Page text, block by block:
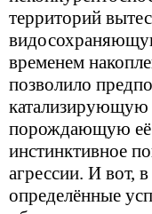
территорий
временем
позволило
катализирующую
порождающую её.
инстинктивное
агрессии. И вот,
определённые